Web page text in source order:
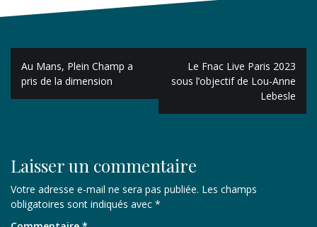
Navigation
de
l’article
Au Mans, Plein Champ a
pris de la dimension
Le Fnac Live Paris 2023
sous l’objectif de Lou-Anne
Lebesle
Laisser un commentaire
Votre adresse e-mail ne sera pas publiée. Les champs
obligatoires sont indiqués avec *